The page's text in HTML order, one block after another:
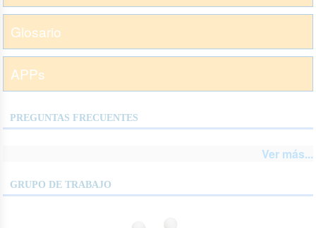
Glosario
APPs
PREGUNTAS FRECUENTES
Ver más...
GRUPO DE TRABAJO